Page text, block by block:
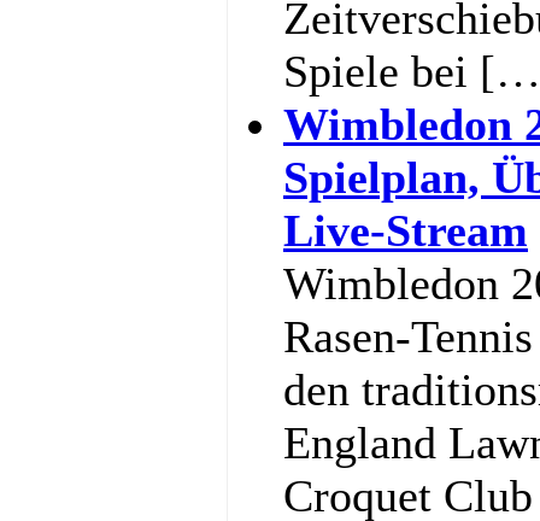
Spiele bei
Wimbledon
Spielplan,
Live-Stream
Wimbledon
Rasen-
den
England
Croquet